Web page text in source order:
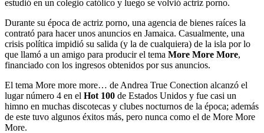
estudió en un colegio católico y luego se volvió actriz porno.
Durante su época de actriz porno, una agencia de bienes raíces la
contrató para hacer unos anuncios en Jamaica. Casualmente, una
crisis política impidió su salida (y la de cualquiera) de la isla por lo
que llamó a un amigo para producir el tema More More More,
financiado con los ingresos obtenidos por sus anuncios.
El tema More more more… de Andrea True Conection alcanzó el
lugar número 4 en el Hot 100 de Estados Unidos y fue casi un
himno en muchas discotecas y clubes nocturnos de la época; además
de este tuvo algunos éxitos más, pero nunca como el de More More
More.